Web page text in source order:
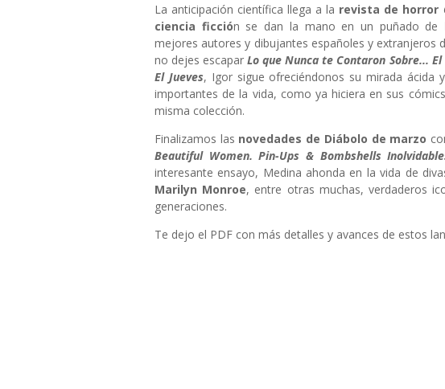
La anticipación científica llega a la revista de horror
ciencia ficción se dan la mano en un puñado de
mejores autores y dibujantes españoles y extranjeros
no dejes escaparLo que Nunca te Contaron Sobre... El
El Jueves, Igor sigue ofreciéndonos su mirada ácida
importantes de la vida, como ya hiciera en sus cómics
misma colección.
Finalizamos las novedades de Diábolo de marzo
Beautiful Women. Pin-Ups & Bombshells
interesante ensayo, Medina ahonda en la vida de
Marilyn Monroe, entre otras muchas, verdaderos
generaciones.
Te dejo el PDF con más detalles y avances de estos